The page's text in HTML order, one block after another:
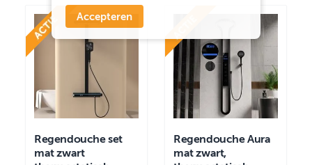
Regendouche set
mat zwart
Regendouche Aura
mat zwart,
Accepteren